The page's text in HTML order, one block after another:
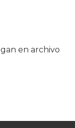
en archivo